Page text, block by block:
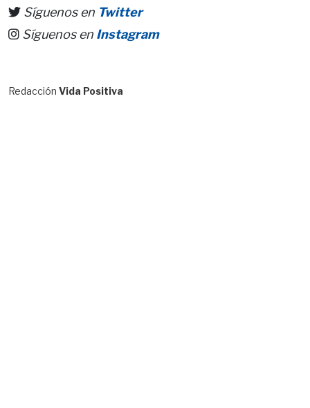
Síguenos en Twitter
Síguenos en Instagram
Redacción Vida Positiva